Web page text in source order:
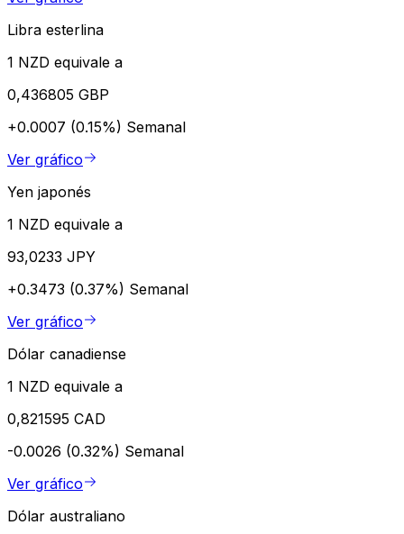
Libra esterlina
1 NZD equivale a
0,436805 GBP
+0.0007 (0.15%) Semanal
Ver gráfico
Yen japonés
1 NZD equivale a
93,0233 JPY
+0.3473 (0.37%) Semanal
Ver gráfico
Dólar canadiense
1 NZD equivale a
0,821595 CAD
-0.0026 (0.32%) Semanal
Ver gráfico
Dólar australiano